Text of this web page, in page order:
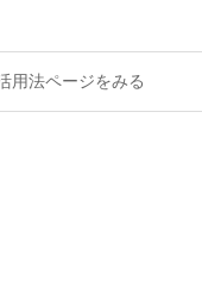
用法ページをみる